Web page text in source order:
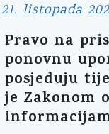
21. listopada
Pravo na
ponovnu
posjeduju
je Zakonom